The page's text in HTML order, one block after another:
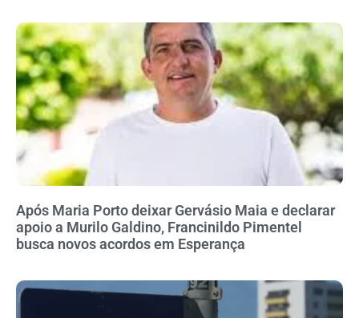
Após Maria Porto deixar Gervásio Maia e declarar
apoio a Murilo Galdino, Francinildo Pimentel
busca novos acordos em Esperança